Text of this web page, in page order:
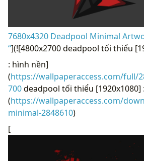
7680x4320 Deadpool Minimal
“](![4800x2700 deadpool tối thiểu
: hình nền]
(https://wallpaperaccess.com/full/
700deadpool tối thiểu [1920x1080]
(https://wallpaperaccess.com/
minimal-2848610)
[